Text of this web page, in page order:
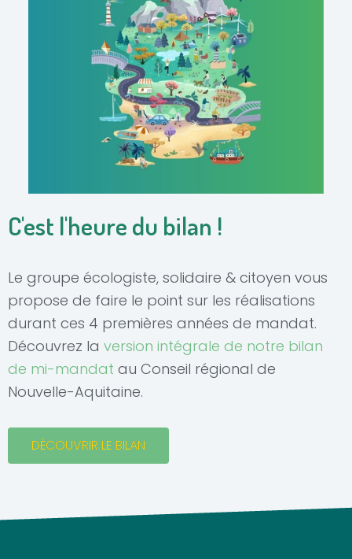
C'est l'heure du bilan !
Le groupe écologiste, solidaire & citoyen vous
propose de faire le point sur les réalisations
durant ces 4 premières années de mandat.
Découvrez la version intégrale de notre bilan
de mi-mandat au Conseil régional de
Nouvelle-Aquitaine.
DÉCOUVRIR LE BILAN